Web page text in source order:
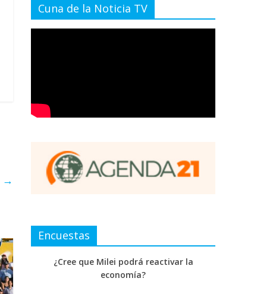
→
Cuna de la Noticia TV
Encuestas
¿Cree que Milei podrá reactivar la
economía?